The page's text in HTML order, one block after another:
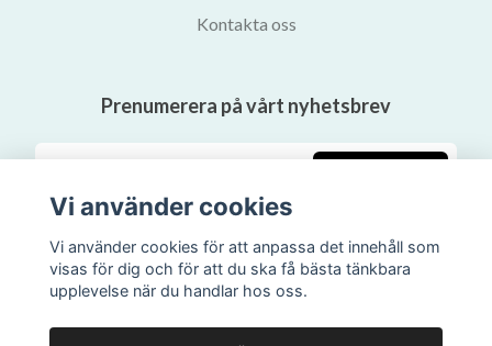
Kontakta oss
Prenumerera på vårt nyhetsbrev
Vi använder cookies
Vi använder cookies för att anpassa det innehåll som
visas för dig och för att du ska få bästa tänkbara
upplevelse när du handlar hos oss.